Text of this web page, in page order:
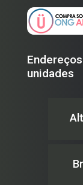
unidades